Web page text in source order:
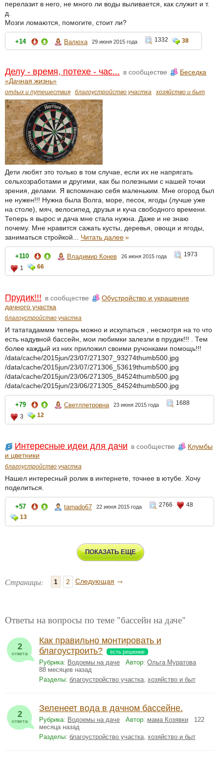
перелазит в него, не много ли воды выливается, как служит и т.
д.
Мозги ломаются, помогите, стоит ли?
+14 Валюха 29 июня 2015 года 1332 38
Делу - время, потехе - час... в сообществе
Беседка
«Дачная жизнь»
отдых и путешествия благоустройство участка хозяйство и быт
Дети любят это только в том случае, если их не напрягать
сельхозработами и другими, как бы полезными с нашей точки
зрения, делами. Я вспоминаю себя маленьким. Мне огород был
не нужен!!! Нужна была Волга, море, песок, ягоды (лучше уже
на столе), мяч, велосипед, друзья и куча свободного времени.
Теперь я вырос и дача мне стала нужна. Даже и не знаю
почему. Мне нравится сажать кусты, деревья, овощи и ягоды,
заниматься стройкой... Читать далее»
+110 Владимир Конев 26 июня 2015 года
1973
1
66
Прудик!!! в сообществе
Обустройство и украшение
дачного участка
благоустройство участка
И тататадаммм теперь можно и искупаться , несмотря на то что
есть надувной бассейн, мои любимки залезли в прудик!!! . Тем
более каждый из них приложил своими ручонками помощь!!!
/data/cache/2015jun/23/07/271307_93274thumb500.jpg
/data/cache/2015jun/23/07/271306_53619thumb500.jpg
/data/cache/2015jun/23/06/271305_84524thumb500.jpg
/data/cache/2015jun/23/06/271305_84524thumb500.jpg
+79 Светлпетровна 23 июня 2015 года
1688
3
12
Интересные идеи для дачи в сообществе
Клумбы
и цветники
благоустройство участка
Нашел интересный ролик в интернете, точнее в ютубе. Хочу
поделиться.
+57 tarnado67 22 июня 2015 года 2766
48
13
ПОКАЗАТЬ ЕЩЕ
Страницы: 1 2 Следующая →
Ответы на вопросы по теме "бассейн на даче"
2
ответа
Как правильно монтировать и
благоустроить?
есть решение
Рубрика: Водоемы на даче Автор: Ольга Муратова
88 месяцев назад
Разделы: благоустройство участка, хозяйство и быт
2
ответа
Зеленеет вода в дачном бассейне.
Рубрика: Водоемы на даче Автор: мама Козявки 122
месяца назад
Разделы: благоустройство участка, хозяйство и быт